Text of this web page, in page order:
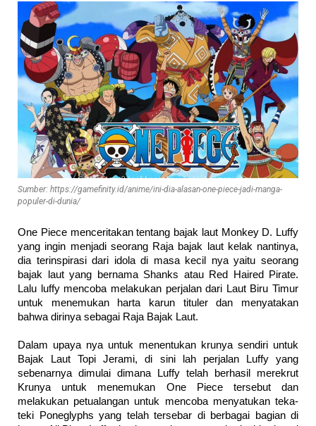
Sumber: https://gamefinity.id/anime/ini-dia-alasan-one-piece-jadi-manga-
populer-di-dunia/
One Piece menceritakan tentang bajak laut Monkey D. Luffy
yang ingin menjadi seorang Raja bajak laut kelak nantinya,
dia terinspirasi dari idola di masa kecil nya yaitu seorang
bajak laut yang bernama Shanks atau Red Haired Pirate.
Lalu luffy mencoba melakukan perjalan dari Laut Biru Timur
untuk menemukan harta karun tituler dan menyatakan
bahwa dirinya sebagai Raja Bajak Laut.
Dalam upaya nya untuk menentukan krunya sendiri untuk
Bajak Laut Topi Jerami, di sini lah perjalan Luffy yang
sebenarnya dimulai dimana Luffy telah berhasil merekrut
Krunya untuk menemukan One Piece tersebut dan
melakukan petualangan untuk mencoba menyatukan teka-
teki Poneglyphs yang telah tersebar di berbagai bagian di